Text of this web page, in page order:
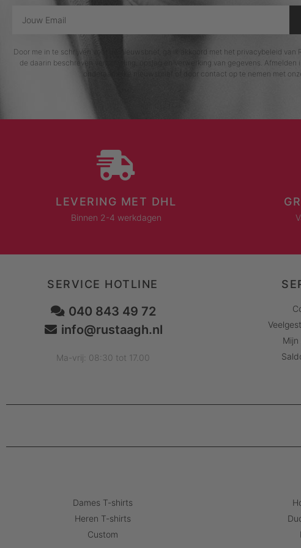
Door me in te schrijven voor de nieuwsbrief, ga ik akkoord met het privacybeleid van
de daarin beschreven verzameling, opslag en verwerking van gegevens. Afmelden
onderaan elke nieuwsbrief of door contact op te nemen met
LEVERING MET DHL
Binnen 2-4 werkdagen
SERVICE HOTLINE
040 843 49 72
info@rustaagh.nl
Ma-vrij: 08:30 tot 17.00
Dames T-shirts
Heren T-shirts
Custom